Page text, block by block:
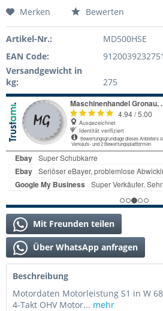
Merken Bewerten
Artikel-Nr.:
MD500HSE
EAN Code:
9120039232751
Versandgewicht in
kg:
275
Mit Freunden teilen
Über WhatsApp anfragen
Beschreibung
Motordaten Motorleistung S1 in W
4-Takt OHV Motor... mehr